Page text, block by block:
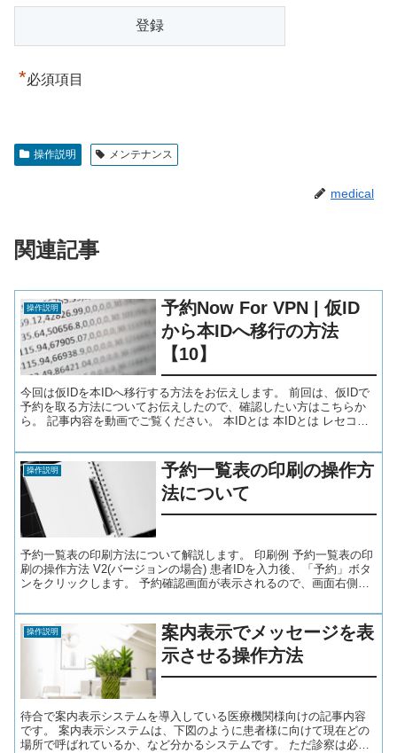
*必須項目
操作説明 メンテナンス
medical
関連記事
操作説明
予約Now For VPN | 仮ID
から本IDへ移行の方法
【10】
今回は仮IDを本IDへ移行する方法をお伝えします。 前回は、仮IDで
予約を取る方法についてお伝えしたので、確認したい方はこちらか
ら。 記事内容を動画でご覧ください。 本IDとは 本IDとは レセコン
操作説明
予約一覧表の印刷の操作方
法について
予約一覧表の印刷方法について解説します。 印刷例 予約一覧表の印
刷の操作方法 V2(バージョンの場合) 患者IDを入力後、「予約」ボタ
ンをクリックします。 予約確認画面が表示されるので、画面右側に
操作説明
案内表示でメッセージを表
示させる操作方法
待合で案内表示システムを導入している医療機関様向けの記事内容
です。 案内表示システムは、下図のように患者様に向けて現在どの
場所で呼ばれているか、など分かるシステムです。 ただ診察は必ず